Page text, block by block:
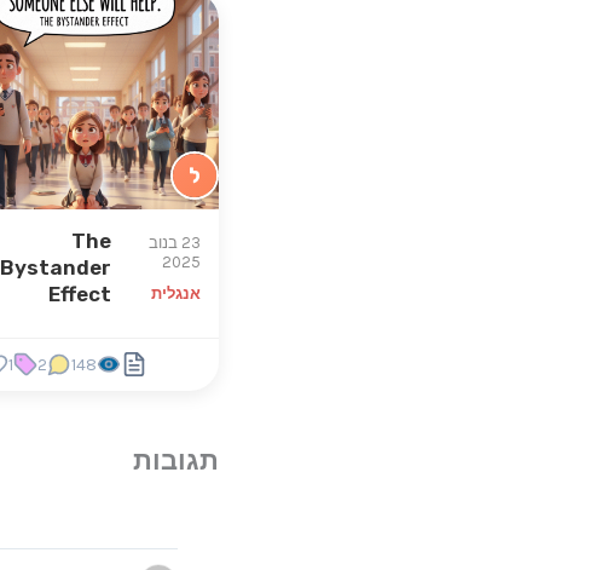
ל
23 בנוב
2025
אנגלית
The
Bystander
Effect
148
2
1